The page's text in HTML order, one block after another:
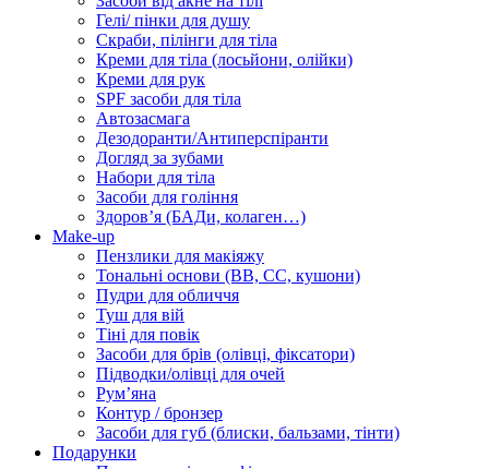
Гелі/ пінки для душу
Скраби, пілінги для тіла
Креми для тіла (лосьйони, олійки)
Креми для рук
SPF засоби для тіла
Автозасмага
Дезодоранти/Антиперспіранти
Догляд за зубами
Набори для тіла
Засоби для гоління
Здоровʼя (БАДи, колаген…)
Make-up
Пензлики для макіяжу
Тональні основи (BB, CC, кушони)
Пудри для обличчя
Туш для вій
Тіні для повік
Засоби для брів (олівці, фіксатори)
Підводки/олівці для очей
Румʼяна
Контур / бронзер
Засоби для губ (блиски, бальзами, тінти)
Подарунки